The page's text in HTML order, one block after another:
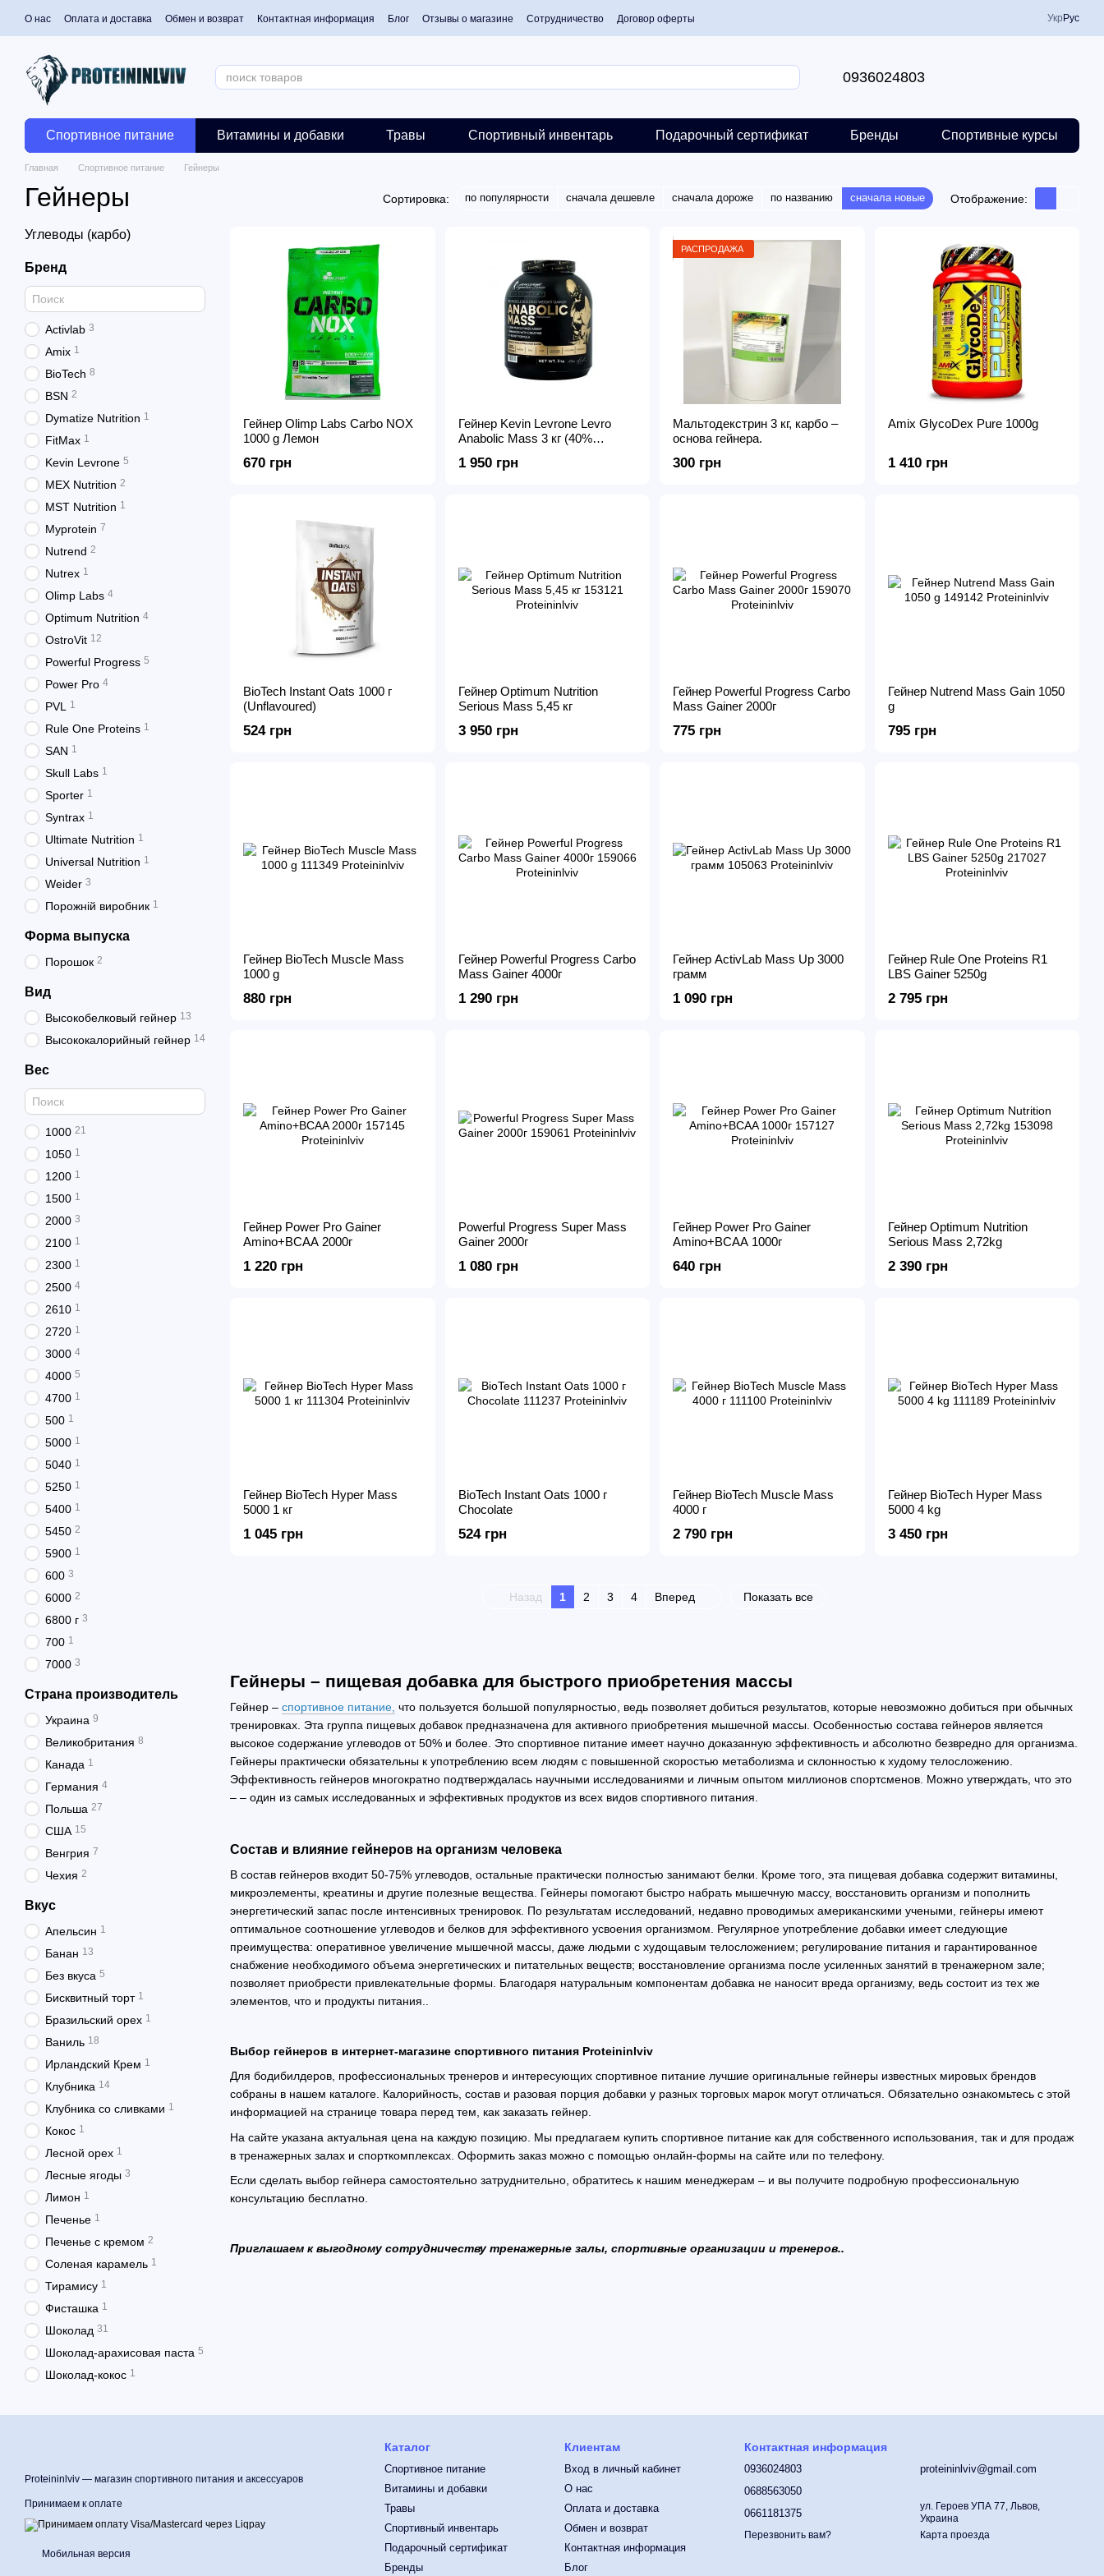
Перейти к основному контенту
О нас Оплата и доставка Обмен и возврат Контактная информация Блог Отзывы о магазине Сотрудничество Договор оферты Укр Рус
0936024803
Спортивное питание Витамины и добавки Травы Спортивный инвентарь Подарочный сертификат Бренды Спортивные курсы
Главная Спортивное питание Гейнеры
Гейнеры Сортировка: по популярности сначала дешевле сначала дороже по названию сначала новые Отображение:
Гейнеры – пищевая добавка для быстрого приобретения массы
Гейнер – спортивное питание что пользуется большой популярностью, ведь позволяет добиться результатов, которые невозможно добиться при обычных
тренировках. Эта группа пищевых добавок предназначена для активного приобретения мышечной массы. Особенностью состава гейнеров является
высокое содержание углеводов от 50% и более. Это спортивное питание имеет научно доказанную эффективность и абсолютно безвредно для организма.
Гейнеры практически обязательны к употреблению всем людям с повышенной скоростью метаболизма и склонностью к худому телосложению.
Эффективность гейнеров многократно подтверждалась научными исследованиями и личным опытом миллионов спортсменов. Можно утверждать, что это
– – один из самых исследованных и эффективных продуктов из всех видов спортивного питания.
Состав и влияние гейнеров на организм человека
В состав гейнеров входит 50-75% углеводов, остальные практически полностью занимают белки. Кроме того, эта пищевая добавка содержит витамины,
микроэлементы, креатины и другие полезные вещества. Гейнеры помогают быстро набрать мышечную массу, восстановить организм и пополнить
энергетический запас после интенсивных тренировок. По результатам исследований, недавно проводимых американскими учеными, гейнеры имеют
оптимальное соотношение углеводов и белков для эффективного усвоения организмом. Регулярное употребление добавки имеет следующие
преимущества: оперативное увеличение мышечной массы, даже людьми с худощавым телосложением; регулирование питания и гарантированное
снабжение необходимого объема энергетических и питательных веществ; восстановление организма после усиленных занятий в тренажерном зале;
позволяет приобрести привлекательные формы. Благодаря натуральным компонентам добавка не наносит вреда организму, ведь состоит из тех же
элементов, что и продукты питания..
Выбор гейнеров в интернет-магазине спортивного питания Proteininlviv
Для бодибилдеров, профессиональных тренеров и интересующих спортивное питание лучшие оригинальные гейнеры известных мировых брендов
собраны в нашем каталоге. Калорийность, состав и разовая порция добавки у разных торговых марок могут отличаться. Обязательно ознакомьтесь с этой
информацией на странице товара перед тем, как заказать гейнер.
На сайте указана актуальная цена на каждую позицию. Мы предлагаем купить спортивное питание как для собственного использования, так и для продаж
в тренажерных залах и спорткомплексах. Оформить заказ можно с помощью онлайн-формы на сайте или по телефону.
Если сделать выбор гейнера самостоятельно затруднительно, обратитесь к нашим менеджерам – и вы получите подробную профессиональную
консультацию бесплатно.
Приглашаем к выгодному сотрудничеству тренажерные залы, спортивные организации и тренеров..
Гейнер Olimp Labs Carbo NOX
1000 g Лемон
670 грн
Гейнер Kevin Levrone Levro
Anabolic Mass 3 кг (40%
1 950 грн
РАСПРОДАЖА
Мальтодекстрин 3 кг, карбо –
основа гейнера.
300 грн
Amix GlycoDex Pure 1000g
1 410 грн
BioTech Instant Oats 1000 г
(Unflavoured)
524 грн
Гейнер Optimum Nutrition
Serious Mass 5,45 кг
3 950 грн
Гейнер Powerful Progress Carbo
Mass Gainer 2000г
775 грн
Гейнер Nutrend Mass Gain 1050
g
795 грн
Гейнер BioTech Muscle Mass
1000 g
880 грн
Гейнер Powerful Progress Carbo
Mass Gainer 4000г
1 290 грн
Гейнер ActivLab Mass Up 3000
грамм
1 090 грн
Гейнер Rule One Proteins R1
LBS Gainer 5250g
2 795 грн
Гейнер Power Pro Gainer
Amino+BCAA 2000г
1 220 грн
Powerful Progress Super Mass
Gainer 2000г
1 080 грн
Гейнер Power Pro Gainer
Amino+BCAA 1000г
640 грн
Гейнер Optimum Nutrition
Serious Mass 2,72kg
2 390 грн
Гейнер BioTech Hyper Mass
5000 1 кг
1 045 грн
BioTech Instant Oats 1000 г
Chocolate
524 грн
Гейнер BioTech Muscle Mass
4000 г
2 790 грн
Гейнер BioTech Hyper Mass
5000 4 kg
3 450 грн
Назад 1 2 3 4 Вперед Показать все
Углеводы (карбо)
Бренд
Activlab 3
Amix 1
BioTech 8
BSN 2
Dymatize Nutrition 1
FitMax 1
Kevin Levrone 5
MEX Nutrition 2
MST Nutrition 1
Myprotein 7
Nutrend 2
Nutrex 1
Olimp Labs 4
Optimum Nutrition 4
OstroVit 12
Powerful Progress 5
Power Pro 4
PVL 1
Rule One Proteins 1
SAN 1
Skull Labs 1
Sporter 1
Syntrax 1
Ultimate Nutrition 1
Universal Nutrition 1
Weider 3
Порожній виробник 1
Форма выпуска
Порошок 2
Вид
Высокобелковый гейнер 13
Высококалорийный гейнер 14
Вес
1000 21
1050 1
1200 1
1500 1
2000 3
2100 1
2300 1
2500 4
2610 1
2720 1
3000 4
4000 5
4700 1
500 1
5000 1
5040 1
5250 1
5400 1
5450 2
5900 1
600 3
6000 2
6800 г 3
700 1
7000 3
Страна производитель
Украина 9
Великобритания 8
Канада 1
Германия 4
Польша 27
США 15
Венгрия 7
Чехия 2
Вкус
Апельсин 1
Банан 13
Без вкуса 5
Бисквитный торт 1
Бразильский орех 1
Ваниль 18
Ирландский Крем 1
Клубника 14
Клубника со сливками 1
Кокос 1
Лесной орех 1
Лесные ягоды 3
Лимон 1
Печенье 1
Печенье с кремом 2
Соленая карамель 1
Тирамису 1
Фисташка 1
Шоколад 31
Шоколад-арахисовая паста 5
Шоколад-кокос 1
Proteininlviv — магазин спортивного питания и аксессуаров
Принимаем к оплате
Мобильная версия
Каталог
Спортивное питание
Витамины и добавки
Травы
Спортивный инвентарь
Подарочный сертификат
Бренды
Клиентам
Вход в личный кабинет
О нас
Оплата и доставка
Обмен и возврат
Контактная информация
Блог
Контактная информация
0936024803
0688563050
0661181375
Перезвонить вам?
proteininlviv@gmail.com
ул. Героев УПА 77, Львов,
Украина
Карта проезда